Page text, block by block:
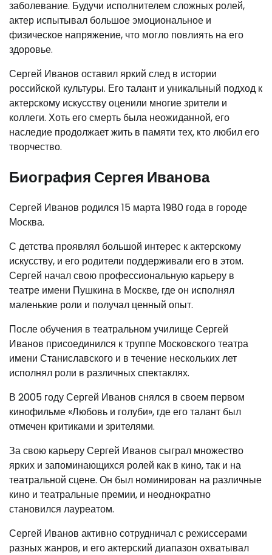
заболевание. Будучи исполнителем сложных ролей,
актер испытывал большое эмоциональное и
физическое напряжение, что могло повлиять на его
здоровье.
Сергей Иванов оставил яркий след в истории
российской культуры. Его талант и уникальный подход к
актерскому искусству оценили многие зрители и
коллеги. Хоть его смерть была неожиданной, его
наследие продолжает жить в памяти тех, кто любил его
творчество.
Биография Сергея Иванова
Сергей Иванов родился 15 марта 1980 года в городе
Москва.
С детства проявлял большой интерес к актерскому
искусству, и его родители поддерживали его в этом.
Сергей начал свою профессиональную карьеру в
театре имени Пушкина в Москве, где он исполнял
маленькие роли и получал ценный опыт.
После обучения в театральном училище Сергей
Иванов присоединился к труппе Московского театра
имени Станиславского и в течение нескольких лет
исполнял роли в различных спектаклях.
В 2005 году Сергей Иванов снялся в своем первом
кинофильме «Любовь и голуби», где его талант был
отмечен критиками и зрителями.
За свою карьеру Сергей Иванов сыграл множество
ярких и запоминающихся ролей как в кино, так и на
театральной сцене. Он был номинирован на различные
кино и театральные премии, и неоднократно
становился лауреатом.
Сергей Иванов активно сотрудничал с режиссерами
разных жанров, и его актерский диапазон охватывал